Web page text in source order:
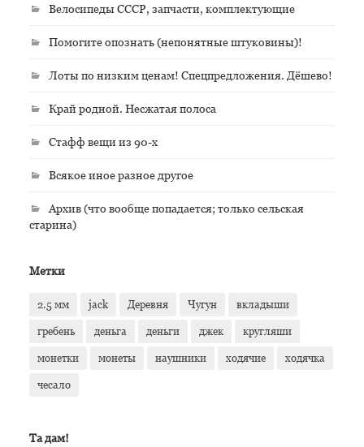
Велосипеды СССР, запчасти, комплектующие
Помогите опознать (непонятные штуковины)!
Лоты по низким ценам! Спецпредложения. Дёшево!
Край родной. Несжатая полоса
Стафф вещи из 90-х
Всякое иное разное другое
Архив (что вообще попадается; только сельская
старина)
Метки
2.5 мм jack Деревня Чугун вкладыши
гребень деньга деньги джек кругляши
монетки монеты наушники ходячие ходячка
чесало
Та дам!